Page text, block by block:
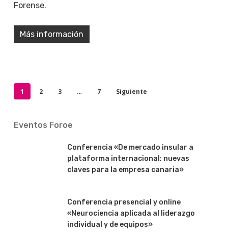
Forense.
Más información
1 2 3 … 7 Siguiente
Eventos Foroe
Conferencia «De mercado insular a
plataforma internacional: nuevas
claves para la empresa canaria»
Conferencia presencial y online
«Neurociencia aplicada al liderazgo
individual y de equipos»